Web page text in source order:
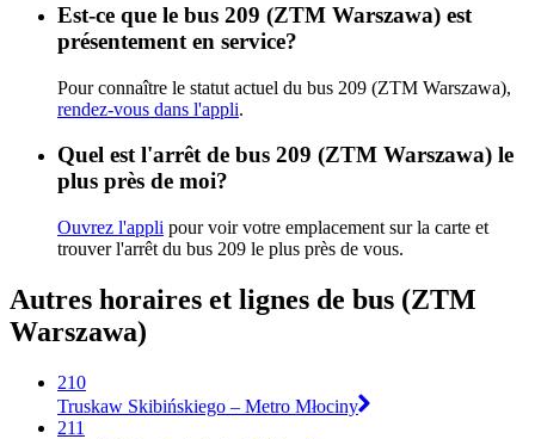
Est-ce que le bus 209 (ZTM Warszawa) est
présentement en service?
Pour connaître le statut actuel du bus 209 (ZTM Warszawa),
rendez-vous dans l'appli.
Quel est l'arrêt de bus 209 (ZTM Warszawa) le
plus près de moi?
Ouvrez l'appli pour voir votre emplacement sur la carte et
trouver l'arrêt du bus 209 le plus près de vous.
Autres horaires et lignes de bus (ZTM
Warszawa)
210
Truskaw Skibińskiego – Metro Młociny
211